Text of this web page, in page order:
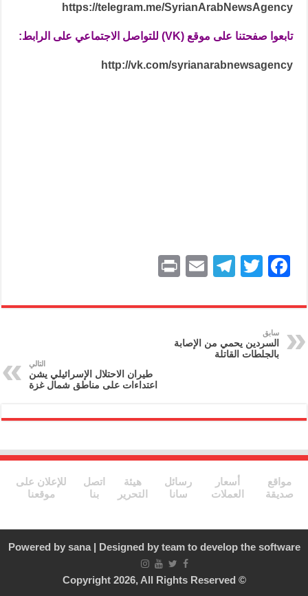
https://telegram.me/SyrianArabNewsAgency
تابعوا صفحتنا على موقع (VK) للتواصل الاجتماعي على الرابط:
http://vk.com/syrianarabnewsagency
F
c
e
b
k
T
itt
T
e
gr
a
E
ai
l
nt
سابق
السردين يحمي من الإصابة
بالجلطات القاتلة
التالي
طيران الاحتلال الإسرائيلي يشن
اعتداءات على مناطق شمال غزة
مواقع
صديقة
أسعار
العملات
رسائل
سانا
هيئة
التحرير
اتصل
بنا
للإعلان على
موقعنا
Powered by sana| Designed by team to develop the software
© Copyright 2026, All Rights Reserved